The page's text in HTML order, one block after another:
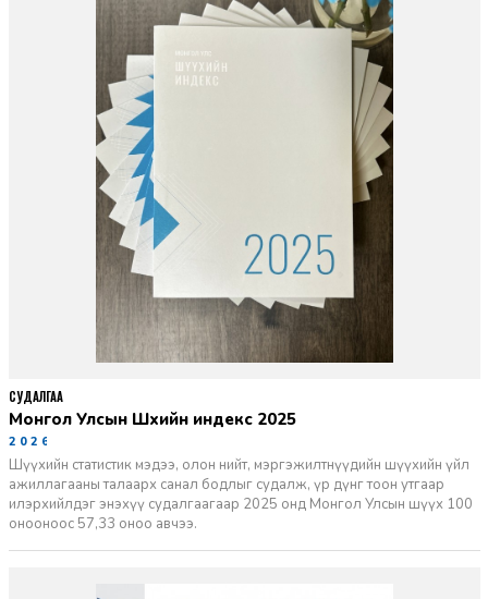
Монгол Улсын Шүүхийн индекс 2025
2026-06-11
Шүүхийн статистик мэдээ, олон нийт, мэргэжилтнүүдийн шүүхийн үйл
ажиллагааны талаарх санал бодлыг судалж, үр дүнг тоон утгаар
илэрхийлдэг энэхүү судалгаагаар 2025 онд Монгол Улсын шүүх 100
онооноос 57,33 оноо авчээ.
СУДАЛГАА